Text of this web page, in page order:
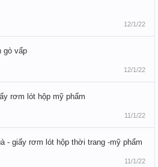
12/1/22
gò vấp
12/1/22
rơm lót hộp mỹ phẩm
11/1/22
- giấy rơm lót hộp thời trang -mỹ phẩm
11/1/22